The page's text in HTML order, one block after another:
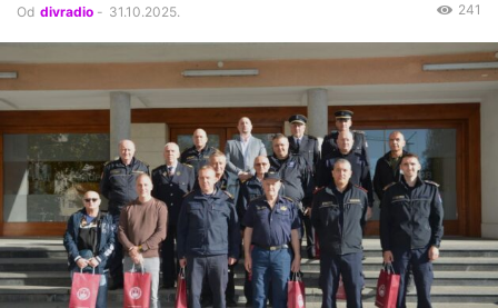
Od divradio - 31.10.2025. 241